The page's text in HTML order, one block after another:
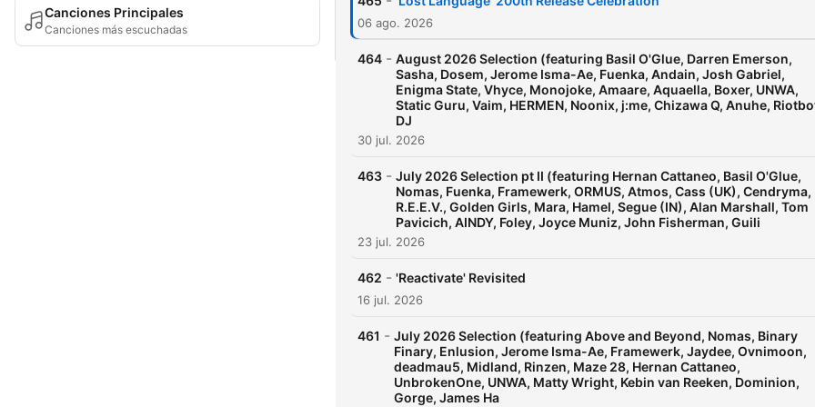
Canciones Principales
Canciones más escuchadas 06 ago. 2026
464 - August 2026 Selection (featuring Basil O'Glue, Darren Emerson,
Sasha, Dosem, Jerome Isma-Ae, Fuenka, Andain, Josh Gabriel,
Enigma State, Vhyce, Monojoke, Amaare, Aquaella, Boxer, UNWA,
Static Guru, Vaim, HERMEN, Noonix, j:me, Chizawa Q, Anuhe,
DJ
30 jul. 2026
463 - July 2026 Selection pt II (featuring Hernan Cattaneo, Basil O'Glue,
Nomas, Fuenka, Framewerk, ORMUS, Atmos, Cass (UK), Cendryma,
R.E.E.V., Golden Girls, Mara, Hamel, Segue (IN), Alan Marshall, Tom
Pavicich, AINDY, Foley, Joyce Muniz, John Fisherman, Guili
23 jul. 2026
462 - 'Reactivate' Revisited
16 jul. 2026
461 - July 2026 Selection (featuring Above and Beyond, Nomas, Binary
Finary, Enlusion, Jerome Isma-Ae, Framewerk, Jaydee, Ovnimoon,
deadmau5, Midland, Rinzen, Maze 28, Hernan Cattaneo,
UnbrokenOne, UNWA, Matty Wright, Kebin van Reeken, Dominion,
Gorge, James Ha